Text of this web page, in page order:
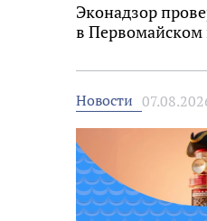
Эконадзор
в Первомайском
Новости